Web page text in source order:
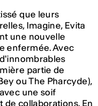
que leurs
Imagine, Evita
une nouvelle
enfermée. Avec
partie de
ou The Pharcyde),
une soif
de collaborations. En